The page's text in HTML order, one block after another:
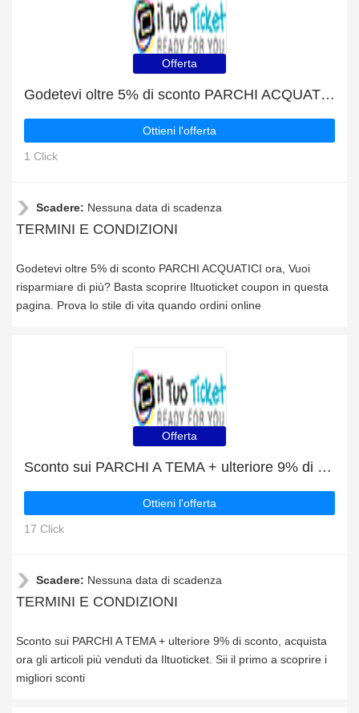
Offerta
Godetevi oltre 5% di sconto PARCHI ACQUATICI ora
Ottieni l'offerta
1 Click
Scadere: Nessuna data di scadenza
TERMINI E CONDIZIONI
Godetevi oltre 5% di sconto PARCHI ACQUATICI ora, Vuoi
risparmiare di più? Basta scoprire Iltuoticket coupon in questa
pagina. Prova lo stile di vita quando ordini online
Offerta
Sconto sui PARCHI A TEMA + ulteriore 9% di sconto
Ottieni l'offerta
17 Click
Scadere: Nessuna data di scadenza
TERMINI E CONDIZIONI
Sconto sui PARCHI A TEMA + ulteriore 9% di sconto, acquista
ora gli articoli più venduti da Iltuoticket. Sii il primo a scoprire i
migliori sconti